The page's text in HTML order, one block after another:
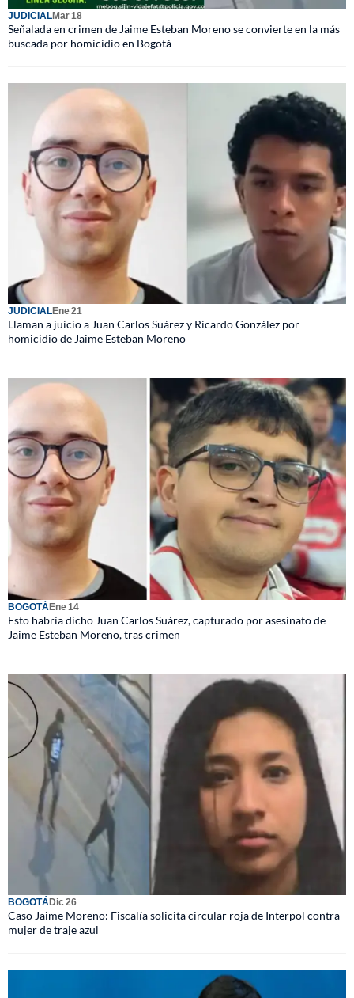
JUDICIALMar 18
Señalada en crimen de Jaime Esteban Moreno se convierte en la más
buscada por homicidio en Bogotá
JUDICIALEne 21
Llaman a juicio a Juan Carlos Suárez y Ricardo González por
homicidio de Jaime Esteban Moreno
BOGOTÁEne 14
Esto habría dicho Juan Carlos Suárez, capturado por asesinato de
Jaime Esteban Moreno, tras crimen
BOGOTÁDic 26
Caso Jaime Moreno: Fiscalía solicita circular roja de Interpol contra
mujer de traje azul